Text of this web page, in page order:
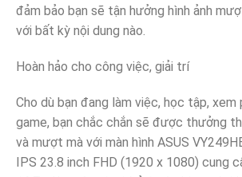
đảm bảo bạn sẽ tận hưởng hình ảnh
với bất kỳ nội dung nào.
Hoàn hảo cho công việc, giải trí
Cho dù bạn đang làm việc, học tập, xem
game, bạn chắc chắn sẽ được thưởng
và mượt mà với màn hình ASUS
IPS 23.8 inch FHD (1920 x 1080) cung